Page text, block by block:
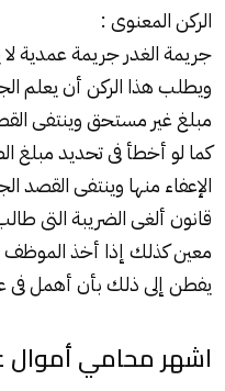
الركن المعنوى :
جريمة الغدر جريمة عمدية
ويطلب هذا الركن أن يعلم
مبلغ غير مستحق وينتفى
كما لو أخطأ فى تحديد مبلغ
الإعفاء منها وينتفى القصد
قانون ألغى الضريبة التى
معين كذلك إذا أخذ
يفطن إلى ذلك بأن أهمل فى
اشهر محامي